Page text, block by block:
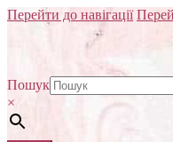
Перейти до навігації
Пошук
×